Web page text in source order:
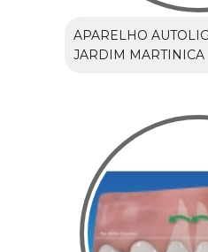
APARELHO
JARDIM MARTINICA